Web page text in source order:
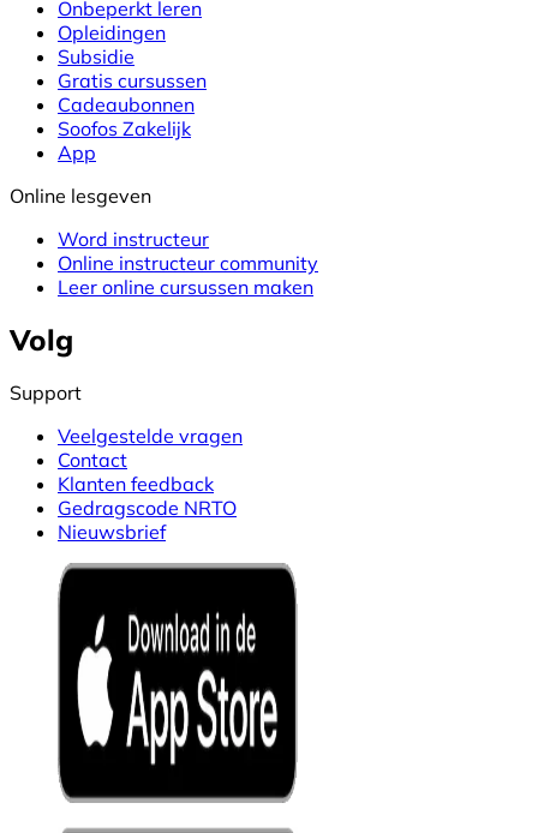
Onbeperkt leren
Opleidingen
Subsidie
Gratis cursussen
Cadeaubonnen
Soofos Zakelijk
App
Online lesgeven
Word instructeur
Online instructeur community
Leer online cursussen maken
Volg
Support
Veelgestelde vragen
Contact
Klanten feedback
Gedragscode NRTO
Nieuwsbrief